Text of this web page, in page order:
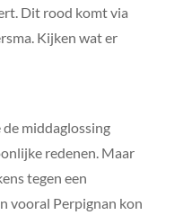
Dit rood komt via
Kijken wat er
middaglossing
redenen. Maar
tegen een
vooral Perpignan kon